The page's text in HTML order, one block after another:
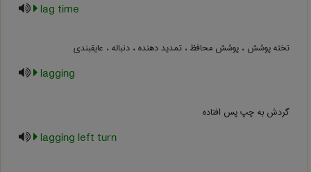
lag time
تخته پوشش ، پوشش محافظ ، تمدید دهنده ، دنباله ، عایقبندی
lagging
گردش به چپ پس افتاده
lagging left turn